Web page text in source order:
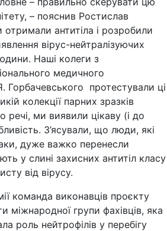
– пояснив Ростислав
антитіла і розробили
вірус-нейтралізуючих
Наші колеги з
медичного
Горбачевського протестували ці
колекції парних зразків
речі, ми виявили цікаву (і до
З’ясували, що люди, які
дуже важко перенесли
у слині захисних антитіл класу
від вірусу.
команда виконавців проєкту
міжнародної групи фахівців, яка
роль нейтрофілів у перебігу